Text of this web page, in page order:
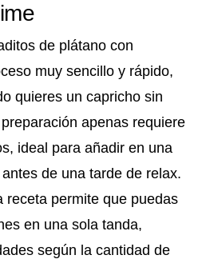
de plátano con
muy sencillo y rápido,
quieres un capricho sin
apenas requiere
ideal para añadir en una
de una tarde de relax.
receta permite que puedas
en una sola tanda,
según la cantidad de